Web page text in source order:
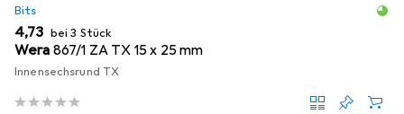
Bits
EUR
4,73 bei 3 Stück
Wera 867/1 ZA TX 15 x 25 mm
Innensechsrund TX